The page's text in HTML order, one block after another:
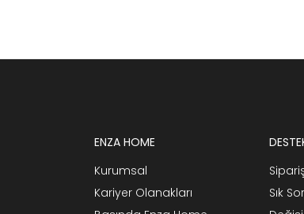
ENZA HOME
Kurumsal
Kariyer Olanakları
Sık